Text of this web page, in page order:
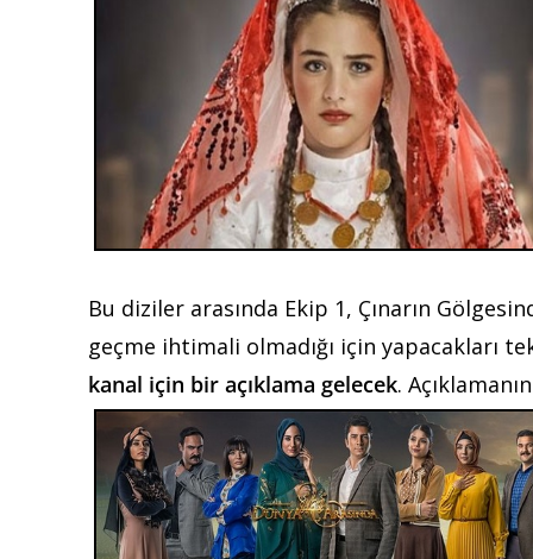
Bu diziler arasında Ekip 1, Çınarın
geçme ihtimali olmadığı için yapacakları
kanal için bir açıklama gelecek.